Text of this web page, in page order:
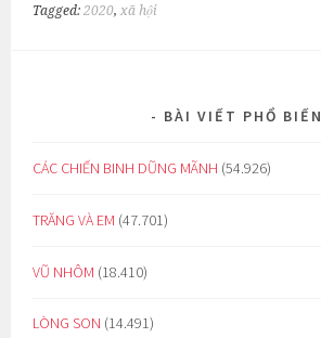
Tagged:2020, xã hội
BÀI VIẾT PHỔ BIẾN
CÁC CHIẾN BINH DŨNG MÃNH (54.926)
TRĂNG VÀ EM (47.701)
VŨ NHÔM (18.410)
LÒNG SON (14.491)